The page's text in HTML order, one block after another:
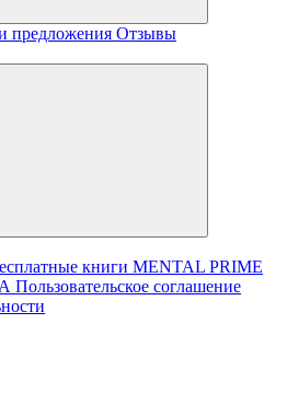
предложения Отзывы
книги MENTAL PRIME
Пользовательское соглашение